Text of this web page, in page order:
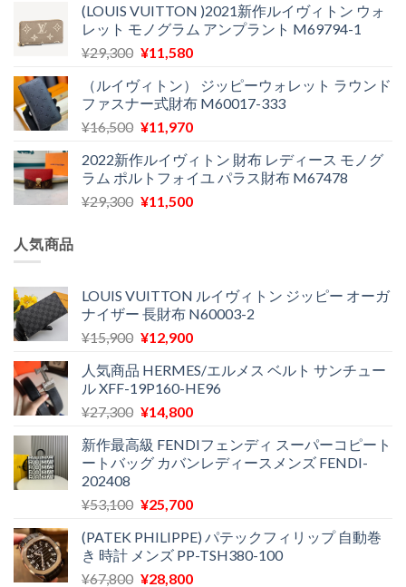
価
格
は
で
し
た。
の
価
格
¥12,900
で
す。
(LOUIS VUITTON )2021新作ルイヴィトン ウォ
レット モノグラム アンプラント M69794-1
¥29,300 元
価
格
は
で
し
た。
¥11,580現
の
価
格
¥11,580
で
す。
（ルイヴィトン） ジッピーウォレット ラウンド
ファスナー式財布 M60017-333
¥16,500 元
価
格
は
¥11,970現
の
価
格
2022新作ルイヴィトン 財布 レディース モノグ
ラム ポルトフォイユ パラス財布 M67478
¥29,300 元
¥29,300
で
し
¥11,500現
は
¥11,500
で
人気商品
LOUIS VUITTON ルイヴィトン ジッピー オーガ
ナイザー 長財布 N60003-2
¥15,900 元
価
格
は
で
し
¥12,900現
の
価
格
¥12,900
で
人気商品 HERMES/エルメス ベルト サンチュー
ル XFF-19P160-HE96
¥27,300 元
価
格
¥27,300
し
た。
¥14,800現
の
価
は
で
す。
新作最高級 FENDIフェンディ スーパーコピート
ートバッグ カバンレディースメンズ FENDI-
202408
¥53,100 元
価
格
は
¥25,700現
の
価
格
(PATEK PHILIPPE) パテックフィリップ 自動巻
き 時計 メンズ PP-TSH380-100
¥67,800 元
¥28,800現